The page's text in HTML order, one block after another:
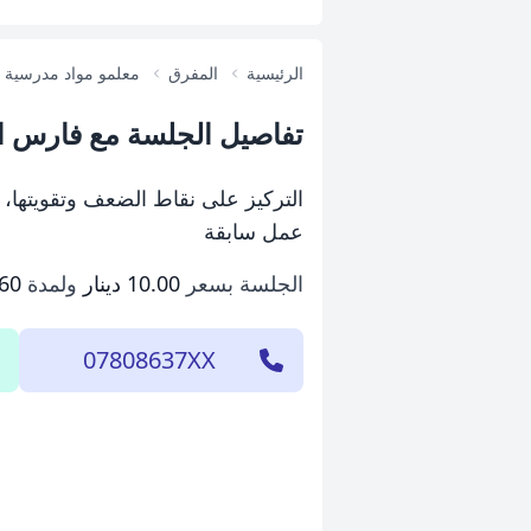
الرئيسية المفرق معلمو مواد مدرسية
تفاصيل الجلسة مع فارس
التركيز على نقاط الضعف وتقويتها،
عمل سابقة
الجلسة بسعر 10.00 دينار ولمدة 60
07808637XX